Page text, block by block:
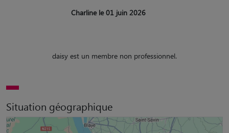
Charline le 01 juin 2026
daisy est un membre non professionnel.
Situation géographique